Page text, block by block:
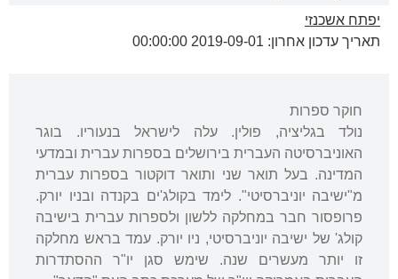
יפתח אשכנזי
תאריך עדכון אחרון: 2019-09-01 00:00:00
חוקר ספרות
נולד בגליציה, פולין. עלה לישראל בנעוריו. בוגר
האוניברסיטה העברית בירושלים בספרות עברית ובמדעי
המדינה. בעל תואר שני ותואר דוקטור בספרות עברית
מ"ישיבה יוניברסיטי". לימד בקולג'ים בקנדה ובניו יורק.
פרופסור חבר במחלקה ללשון ולספרות עברית בישיבה
קולג' של ישיבה יוניברסיטי, ניו יורק. עמד בראש מחלקה
זו יותר מעשרים שנה. שימש סגן יו"ר ההסתדרות